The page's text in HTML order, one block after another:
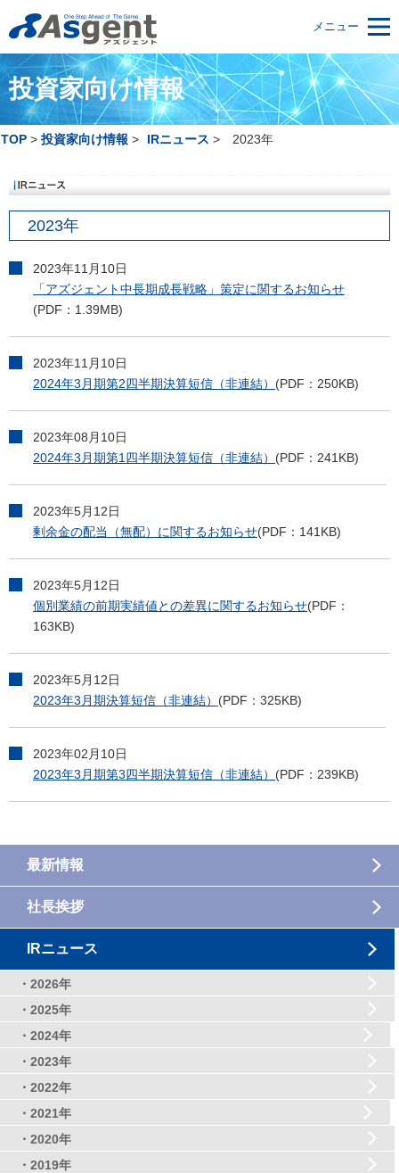
メニュー
投資家向け情報
TOP 投資家向け情報 IRニュース 2023年
2023年
2023年11月10日
「アズジェント中長期成長戦略」策定に関するお知らせ
(PDF：1.39MB)
2023年11月10日
2024年3月期第2四半期決算短信（非連結） (PDF：250KB)
2023年08月10日
2024年3月期第1四半期決算短信（非連結） (PDF：241KB)
2023年5月12日
剰余金の配当（無配）に関するお知らせ(PDF：141KB)
2023年5月12日
個別業績の前期実績値との差異に関するお知らせ(PDF：
163KB)
2023年5月12日
2023年3月期決算短信（非連結） (PDF：325KB)
2023年02月10日
2023年3月期第3四半期決算短信（非連結） (PDF：239KB)
最新情報
社長挨拶
IRニュース
・2026年
・2025年
・2024年
・2023年
・2022年
・2021年
・2020年
・2019年